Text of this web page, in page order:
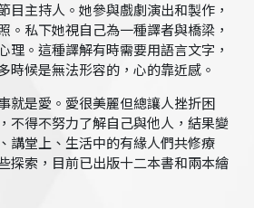
目主持人。她參與戲劇演出和製作，
。私下她視自己為一種譯者與橋梁，
理。這種譯解有時需要用語言文字，
時候是無法形容的，心的靠近感。
就是愛。愛很美麗但總讓人挫折困
不得不努力了解自己與他人，結果變
講堂上、生活中的有緣人們共修療
探索，目前已出版十二本書和兩本繪